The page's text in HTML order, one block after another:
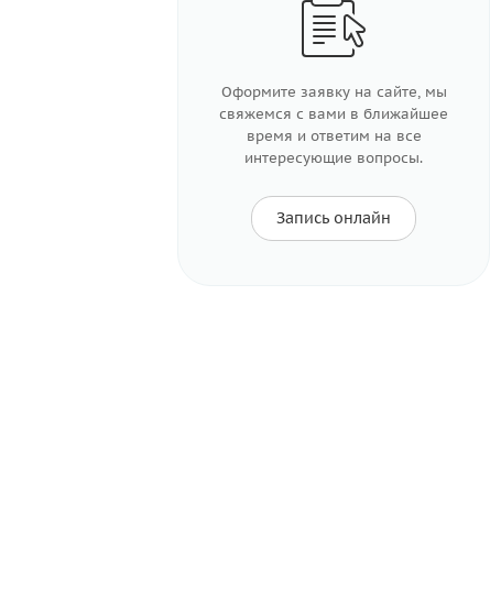
Оформите заявку на сайте, мы
свяжемся с вами в ближайшее
время и ответим на все
интересующие вопросы.
Запись онлайн